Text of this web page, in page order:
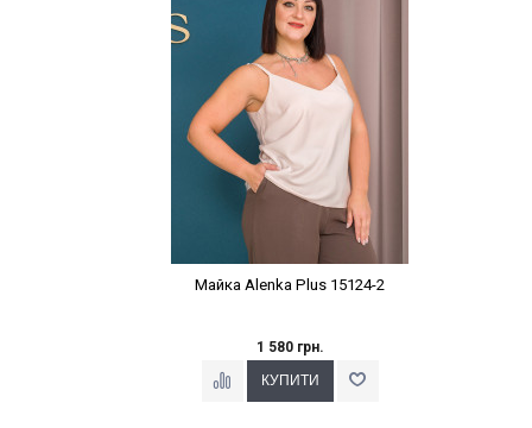
Майка Alenka Plus 15124-2
1 580 грн.